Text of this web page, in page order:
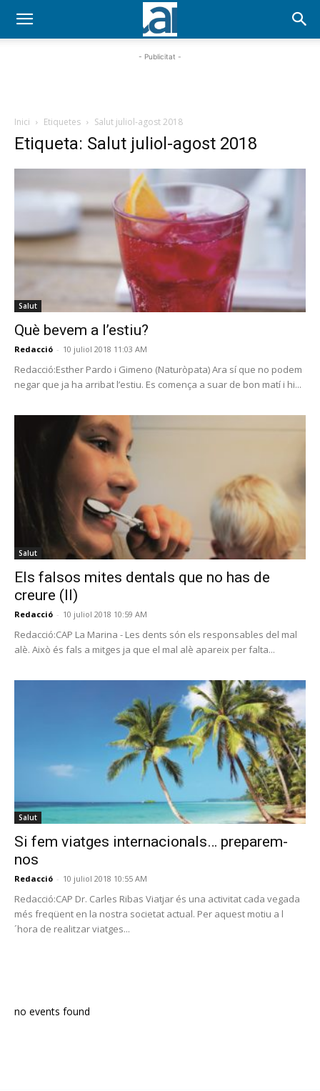
- Publicitat -
Inici Etiquetes Salut juliol-agost 2018
Etiqueta: Salut juliol-agost 2018
Salut
Què bevem a l’estiu?
Redacció - 10 juliol 2018 11:03 AM
Redacció:Esther Pardo i Gimeno (Naturòpata) Ara sí que no podem
negar que ja ha arribat l’estiu. Es comença a suar de bon matí i hi...
Salut
Els falsos mites dentals que no has de
creure (II)
Redacció - 10 juliol 2018 10:59 AM
Redacció:CAP La Marina - Les dents són els responsables del mal
alè. Això és fals a mitges ja que el mal alè apareix per falta...
Salut
Si fem viatges internacionals… preparem-
nos
Redacció - 10 juliol 2018 10:55 AM
Redacció:CAP Dr. Carles Ribas Viatjar és una activitat cada vegada
més freqüent en la nostra societat actual. Per aquest motiu a l
´hora de realitzar viatges...
no events found